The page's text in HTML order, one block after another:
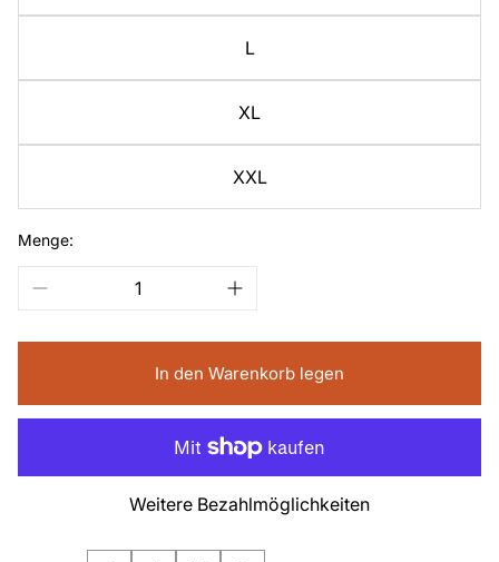
L
XL
XXL
Menge:
In den Warenkorb legen
Weitere Bezahlmöglichkeiten